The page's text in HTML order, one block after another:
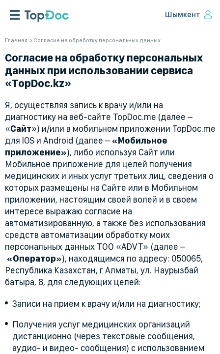
Шымкент
Главная Согласие на обработку персональных данных
Согласие на обработку персональных
данных при использовании сервиса
«TopDoc.kz»
Я, осуществляя запись к врачу и/или на
диагностику на веб-сайте TopDoc.me (далее –
«Сайт») и/или в мобильном приложении TopDoc.me
для IOS и Android (далее – «Мобильное
приложение»), либо используя Сайт или
Мобильное приложение для целей получения
медицинских и иных услуг третьих лиц, сведения о
которых размещены на Сайте или в Мобильном
приложении, настоящим своей волей и в своем
интересе выражаю согласие на
автоматизированную, а также без использования
средств автоматизации обработку моих
персональных данных ТОО «ADVT» (далее –
«Оператор»), находящимся по адресу: 050065,
Республика Казахстан, г Алматы, ул. Наурызбай
батыра, 8, для следующих целей:
Записи на прием к врачу и/или на диагностику;
Получения услуг медицинских организаций
дистанционно (через текстовые сообщения,
аудио- и видео- сообщения) с использованием